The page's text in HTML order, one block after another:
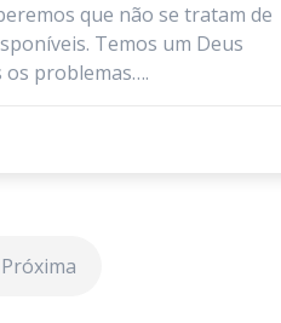
que não se tratam de
Temos um Deus
problemas….
Próxima